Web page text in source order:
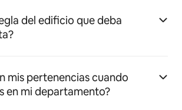
del edificio que deba
mis pertenencias cuando
en mi departamento?